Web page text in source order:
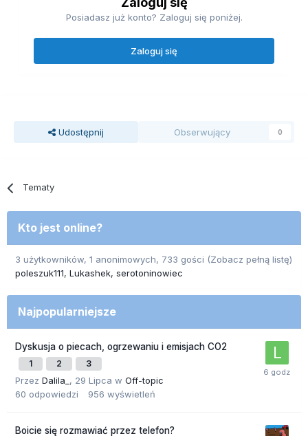
Posiadasz już konto? Zaloguj się poniżej.
Zaloguj się
Udostępnij Obserwujący 0
Tematy
Kto jest online?
3 użytkowników, 1 anonimowych, 733 gości (Zobacz pełną listę)
poleszuk111 Lukashek serotoninowiec
Najpopularniejsze
Dyskusja o piecach, ogrzewaniu i emisjach CO2
1 2 3
Przez Dalila_ , 29 Lipca w Off-topic
60 odpowiedzi 956 wyświetleń
Boicie się rozmawiać przez telefon?